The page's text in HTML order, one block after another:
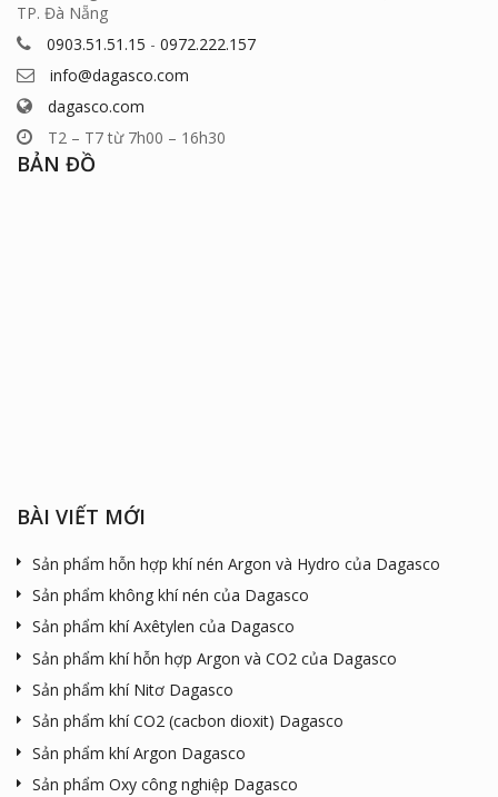
TP. Đà Nẵng
0903.51.51.15 - 0972.222.157
info@dagasco.com
dagasco.com
T2 – T7 từ 7h00 – 16h30
BẢN ĐỒ
BÀI VIẾT MỚI
Sản phẩm hỗn hợp khí nén Argon và Hydro của Dagasco
Sản phẩm không khí nén của Dagasco
Sản phẩm khí Axêtylen của Dagasco
Sản phẩm khí hỗn hợp Argon và CO2 của Dagasco
Sản phẩm khí Nitơ Dagasco
Sản phẩm khí CO2 (cacbon dioxit) Dagasco
Sản phẩm khí Argon Dagasco
Sản phẩm Oxy công nghiệp Dagasco